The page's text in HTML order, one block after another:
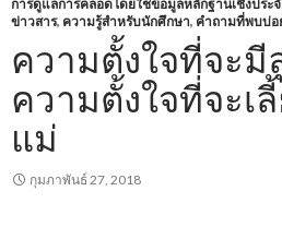
การดูแลการคลอดโดยใช้ข้อมูลหลักฐานเชิงประ
ข่าวสาร, ความรู้สำหรับนักศึกษา, คำถามที่พบบ่อ
ความตั้งใจที่จะมี
ความตั้งใจที่จะเ
แม่
กุมภาพันธ์ 27, 2018